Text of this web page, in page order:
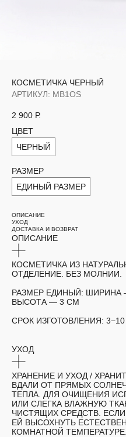
КОСМЕТИЧКА ЧЕРНЫЙ
АРТИКУЛ: MB1OS
2 900 Р.
ЦВЕТ
ЧЕРНЫЙ
РАЗМЕР
ЕДИНЫЙ РАЗМЕР
ОПИСАНИЕ
УХОД
ДОСТАВКА И ВОЗВРАТ
ОПИСАНИЕ
КОСМЕТИЧКА ИЗ
ОТДЕЛЕНИЕ. БЕЗ МОЛНИИ.
РАЗМЕР ЕДИНЫЙ: ШИРИНА
ВЫСОТА — 3 СМ
СРОК ИЗГОТОВЛЕНИЯ:
УХОД
ХРАНЕНИЕ И УХОД /
ВДАЛИ ОТ ПРЯМЫХ
ТЕПЛА. ДЛЯ ОЧИЩЕНИЯ
ИЛИ СЛЕГКА ВЛАЖНУЮ
ЧИСТЯЩИХ СРЕДСТВ.
ЕЙ ВЫСОХНУТЬ
КОМНАТНОЙ ТЕМПЕРАТУРЕ.